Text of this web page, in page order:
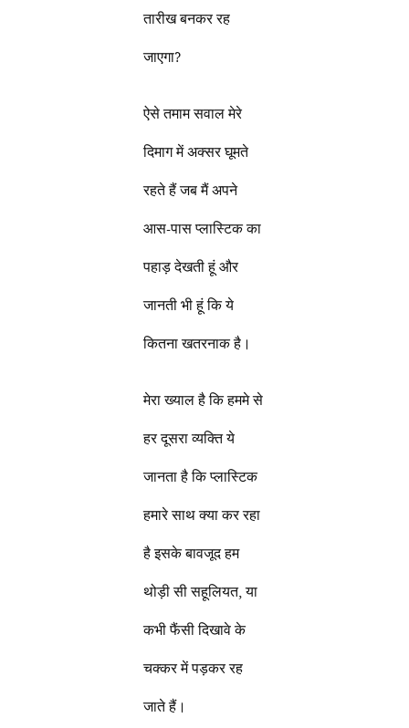
तारीख बनकर रह
जाएगा?
ऐसे तमाम सवाल मेरे
दिमाग में अक्सर घूमते
रहते हैं जब मैं अपने
आस-पास प्लास्टिक का
पहाड़ देखती हूं और
जानती भी हूं कि ये
कितना खतरनाक है।
मेरा ख्याल है कि हममे से
हर दूसरा व्यक्ति ये
जानता है कि प्लास्टिक
हमारे साथ क्या कर रहा
है इसके बावजूद हम
थोड़ी सी सहूलियत, या
कभी फैंसी दिखावे के
चक्कर में पड़कर रह
जाते हैं।